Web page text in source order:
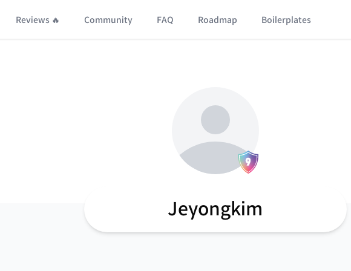
Reviews 🔥 Community FAQ Roadmap Boilerplates
Jeyongkim